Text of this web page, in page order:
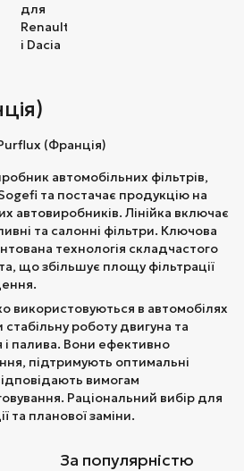
автомобільних фільтрів,
та постачає продукцію на
автовиробників. Лінійка включає
та салонні фільтри. Ключова
технологія складчастого
що збільшує площу фільтрації
використовуються в автомобілях
роботу двигуна та
і палива. Вони ефективно
підтримують оптимальні
вимогам
Раціональний вибір для
та планової заміни.
За популярністю